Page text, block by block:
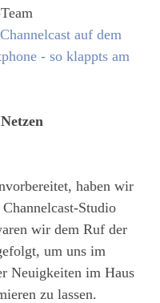
Channelcast auf dem
- so klappts am
haben wir
Studio
wir dem Ruf der
um uns im
Neuigkeiten im Haus
zu lassen.